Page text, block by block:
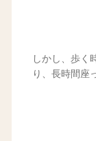
しかし、歩く
り、長時間座